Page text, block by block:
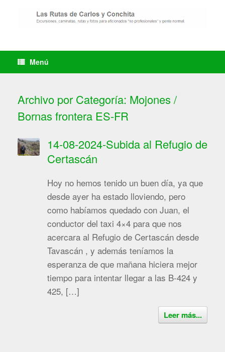
Menú
Archivo por Categoría: Mojones /
Bornas frontera ES-FR
14-08-2024-Subida al Refugio de
Certascán
Hoy no hemos tenido un buen día, ya que
desde ayer ha estado lloviendo, pero
como habíamos quedado con Juan, el
conductor del taxi 4×4 para que nos
acercara al Refugio de Certascán desde
Tavascán , y además teníamos la
esperanza de que mañana hiciera mejor
tiempo para intentar llegar a las B-424 y
425, […]
Leer más...